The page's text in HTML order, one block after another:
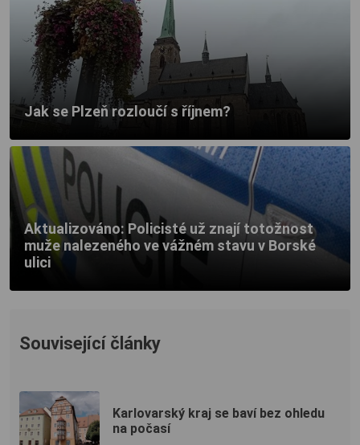
Jak se Plzeň rozloučí s říjnem?
Aktualizováno: Policisté už znají totožnost
muže nalezeného ve vážném stavu v Borské
ulici
Související články
Karlovarský kraj se baví bez ohledu
na počasí